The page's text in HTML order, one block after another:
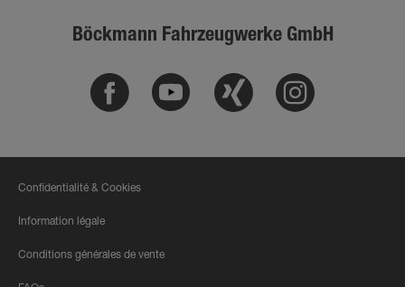
Böckmann Fahrzeugwerke GmbH
Facebook Youtube Xing Instagram
Confidentialité & Cookies
Information légale
Conditions générales de vente